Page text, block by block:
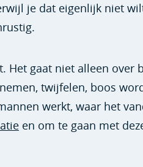
je dat eigenlijk niet
Het gaat niet alleen over
twijfelen, boos
werkt, waar het
en om te gaan met